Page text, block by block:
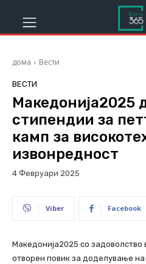
дома Вести
ВЕСТИ
Македонија2025
стипендии за
камп за
извонредност
4 Февруари 2025
Viber Facebook
Македонија2025 со
отворен повик за доделување